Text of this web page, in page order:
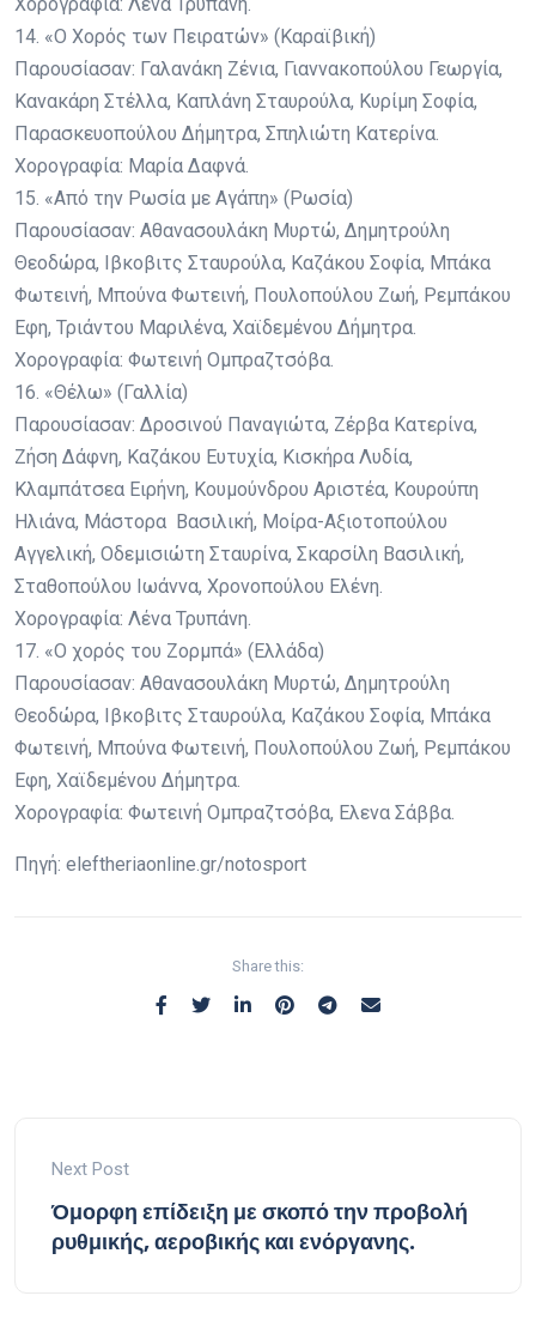
Χορογραφία: Λένα Τρυπάνη.
14. «Ο Χορός των Πειρατών» (Καραϊβική)
Παρουσίασαν: Γαλανάκη Ζένια, Γιαννακοπούλου Γεωργία,
Κανακάρη Στέλλα, Καπλάνη Σταυρούλα, Κυρίμη Σοφία,
Παρασκευοπούλου Δήμητρα, Σπηλιώτη Κατερίνα.
Χορογραφία: Μαρία Δαφνά.
15. «Από την Ρωσία με Αγάπη» (Ρωσία)
Παρουσίασαν: Αθανασουλάκη Μυρτώ, Δημητρούλη
Θεοδώρα, Ιβκοβιτς Σταυρούλα, Καζάκου Σοφία, Μπάκα
Φωτεινή, Μπούνα Φωτεινή, Πουλοπούλου Ζωή, Ρεμπάκου
Εφη, Τριάντου Μαριλένα, Χαϊδεμένου Δήμητρα.
Χορογραφία: Φωτεινή Ομπραζτσόβα.
16. «Θέλω» (Γαλλία)
Παρουσίασαν: Δροσινού Παναγιώτα, Ζέρβα Κατερίνα,
Ζήση Δάφνη, Καζάκου Ευτυχία, Κισκήρα Λυδία,
Κλαμπάτσεα Ειρήνη, Κουμούνδρου Αριστέα, Κουρούπη
Ηλιάνα, Μάστορα Βασιλική, Μοίρα-Αξιοτοπούλου
Αγγελική, Οδεμισιώτη Σταυρίνα, Σκαρσίλη Βασιλική,
Σταθοπούλου Ιωάννα, Χρονοπούλου Ελένη.
Χορογραφία: Λένα Τρυπάνη.
17. «Ο χορός του Ζορμπά» (Ελλάδα)
Παρουσίασαν: Αθανασουλάκη Μυρτώ, Δημητρούλη
Θεοδώρα, Ιβκοβιτς Σταυρούλα, Καζάκου Σοφία, Μπάκα
Φωτεινή, Μπούνα Φωτεινή, Πουλοπούλου Ζωή, Ρεμπάκου
Εφη, Χαϊδεμένου Δήμητρα.
Χορογραφία: Φωτεινή Ομπραζτσόβα, Ελενα Σάββα.
Πηγή: eleftheriaonline.gr/notosport
Share this:
Next Post
Όμορφη επίδειξη με σκοπό την προβολή
ρυθμικής, αεροβικής και ενόργανης.